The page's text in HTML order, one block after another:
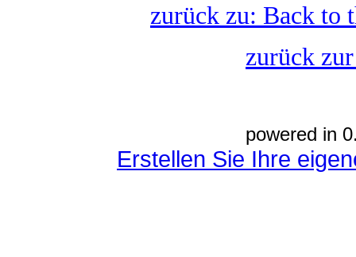
zurück zu: Back to
zurück
powered in
Erstellen Sie Ihre